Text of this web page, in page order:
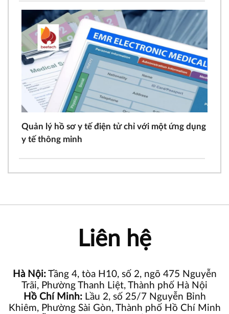
Quản lý hồ sơ y tế điện tử chỉ với một ứng dụng
y tế thông minh
Liên hệ
Hà Nội:Tầng 4, tòa H10, số 2, ngõ 475 Nguyễn
Trãi, Phường Thanh Liệt, Thành phố Hà Nội
Hồ Chí Minh:Lầu 2, số 25/7 Nguyễn Bỉnh
Khiêm, Phường Sài Gòn, Thành phố Hồ Chí Minh